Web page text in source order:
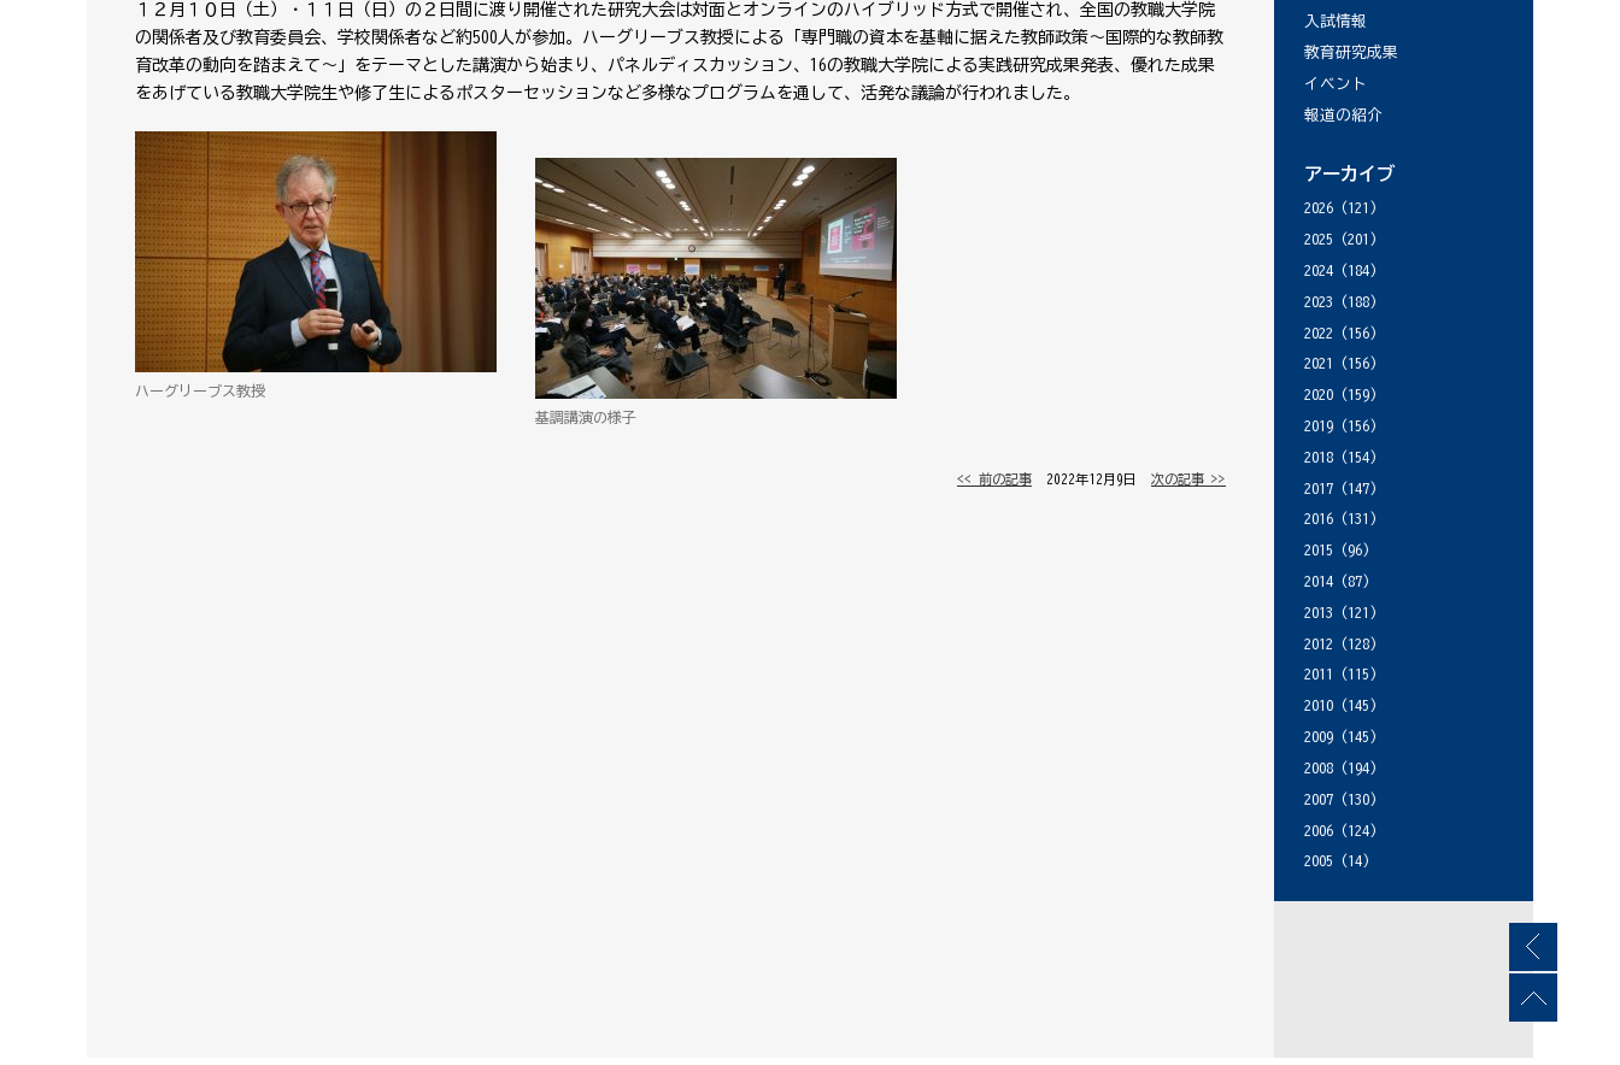
１２月１０日（土）・１１日（日）の２日間に渡り開催された研究大会は対面とオンラインのハイブリッド方式で開催され、全国の教職大学院
の関係者及び教育委員会、学校関係者など約500人が参加。ハーグリーブス教授による「専門職の資本を基軸に据えた教師政策～国際的な教師教
育改革の動向を踏まえて～」をテーマとした講演から始まり、パネルディスカッション、16の教職大学院による実践研究成果発表、優れた成果
をあげている教職大学院生や修了生によるポスターセッションなど多様なプログラムを通して、活発な議論が行われました。
ハーグリーブス教授
基調講演の様子
<< 前の記事 │ 2022年12月9日 │ 次の記事 >>
入試情報
教育研究成果
イベント
報道の紹介
アーカイブ
2026 (121)
2025 (201)
2024 (184)
2023 (188)
2022 (156)
2021
(156)
2020 (159)
2019 (156)
2018 (154)
2017 (147)
2016 (131)
2015 (96)
2014 (87)
2013 (121)
2012 (128)
2011
(115)
2010 (145)
2009 (145)
2008 (194)
2007 (130)
2006 (124)
2005 (14)